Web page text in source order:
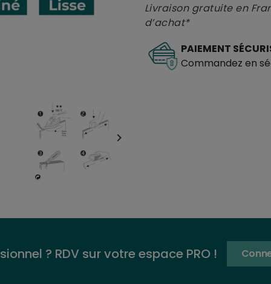

Livraison gratuite en
d’achat*
PAIEMENT
Commandez en
? RDV sur votre espace PRO !